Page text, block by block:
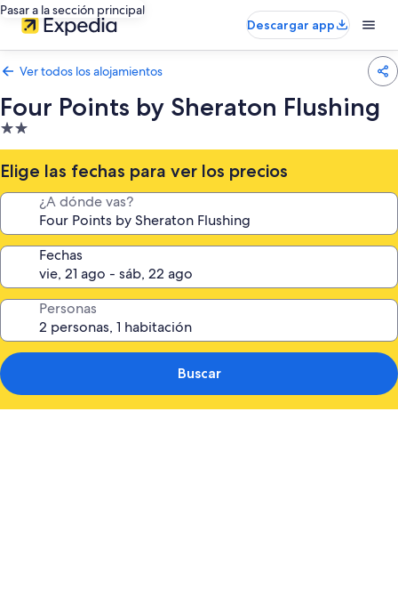
Pasar a la sección principal
Descargar app
Ver todos los alojamientos
Four Points by Sheraton Flushing
Alojamiento
de
2.0 estrellas
Elige las fechas para ver los precios
¿A dónde vas?
Fechas
Personas
Buscar